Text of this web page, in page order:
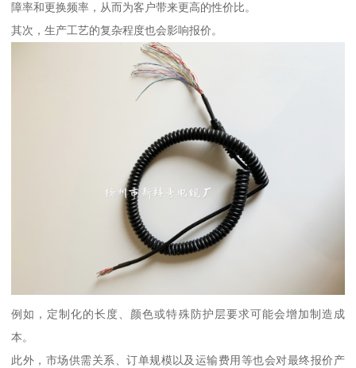
障率和更换频率，从而为客户带来更高的性价比。
其次，生产工艺的复杂程度也会影响报价。
例如，定制化的长度、颜色或特殊防护层要求可能会增加制造成
本。
此外，市场供需关系、订单规模以及运输费用等也会对最终报价产